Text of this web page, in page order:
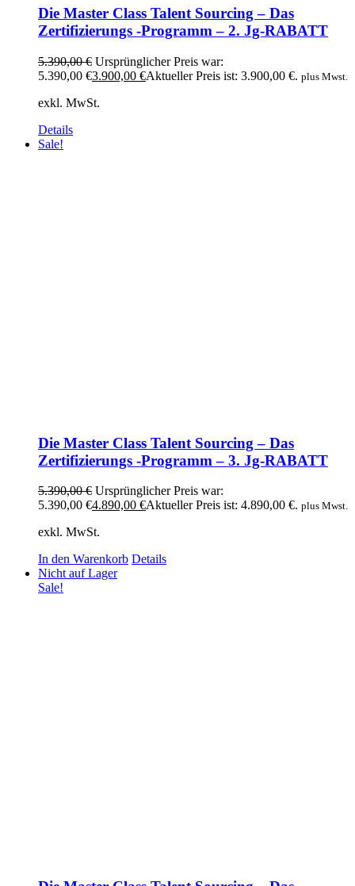
Die Master Class Talent Sourcing – Das
Zertifizierungs -Programm – 2. Jg-RABATT
5.390,00€ Ursprünglicher Preis war:
5.390,00 €3.900,00 €Aktueller Preis ist: 3.900,00 €. plus Mwst.
exkl. MwSt.
Details
Sale!
Die Master Class Talent Sourcing – Das
Zertifizierungs -Programm – 3. Jg-RABATT
5.390,00€ Ursprünglicher Preis war:
5.390,00 €4.890,00 €Aktueller Preis ist: 4.890,00 €. plus Mwst.
exkl. MwSt.
In den Warenkorb Details
Nicht auf Lager
Sale!